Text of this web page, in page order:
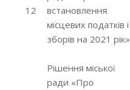
12
встановлення
місцевих податків і
зборів на 2021 рік»
Рішення міської
ради «Про